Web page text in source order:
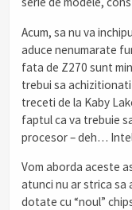
Acum, sa nu va
aduce nenumarate
fata de Z270 sunt
trebui sa
treceti de la Kaby
faptul ca va trebuie
procesor – deh…
Vom aborda aceste
atunci nu ar strica sa
dotate cu “noul”